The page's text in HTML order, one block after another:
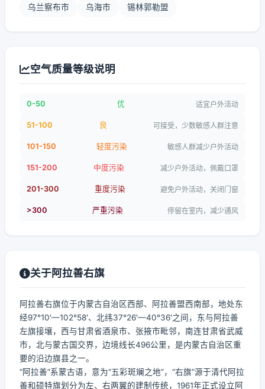
乌兰察布市 乌海市 锡林郭勒盟
空气质量等级说明
0-50 优 适宜户外活动
51-100 良 可接受，少数敏感人群注意
101-150 轻度污染 敏感人群减少户外活动
151-200 中度污染 减少户外活动，佩戴口罩
201-300 重度污染 避免户外活动，关闭门窗
>300 严重污染 停留在室内，减少通风
关于阿拉善右旗
阿拉善右旗位于内蒙古自治区西部、阿拉善盟西南部，地处东
经97°10′—102°58′、北纬37°26′—40°36′之间，东与阿拉善
左旗接壤，西与甘肃省酒泉市、张掖市毗邻，南连甘肃省武威
市，北与蒙古国交界，边境线长496公里，是内蒙古自治区重
要的沿边旗县之一。
“阿拉善”系蒙古语，意为“五彩斑斓之地”，“右旗”源于清代阿拉
善和硕特旗划分为左、右两翼的建制传统，1961年正式设立阿